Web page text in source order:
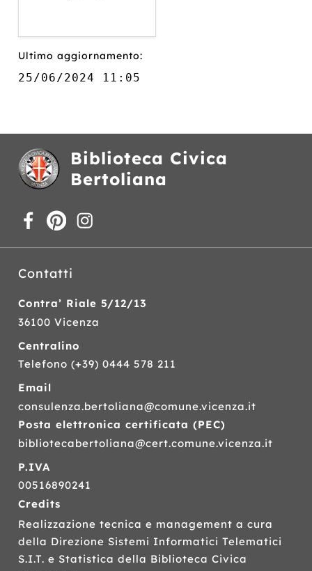
Ultimo aggiornamento:
25/06/2024 11:05
Biblioteca Civica
Bertoliana
Contatti
Contra’ Riale 5/12/13
36100 Vicenza
Centralino
Telefono(+39) 0444 578 211
Email
consulenza.bertoliana@comune.vicenza.it
Posta elettronica certificata (PEC)
bibliotecabertoliana@cert.comune.vicenza.it
P.IVA
00516890241
Credits
Realizzazione tecnica e management a cura
della Direzione Sistemi Informatici Telematici
S.I.T. e Statistica della Biblioteca Civica